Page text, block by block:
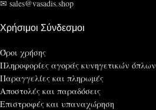
✉ sales@vasadis.shop
Χρήσιμοι Σύνδεσμοι
Όροι χρήσης
Πληροφορίες αγοράς κυνηγετικών όπλων
Παραγγελίες και πληρωμές
Αποστολές και παραδόσεις
Επιστροφές και υπαναχώρηση